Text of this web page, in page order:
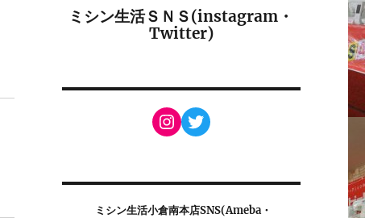
ミシン生活ＳＮＳ(instagram・
Twitter)
Instagram
Twitter
ミシン生活小倉南本店SNS(Ameba・